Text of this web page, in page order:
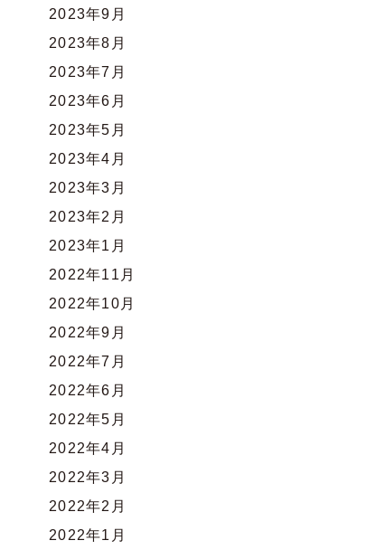
2023年9月
2023年8月
2023年7月
2023年6月
2023年5月
2023年4月
2023年3月
2023年2月
2023年1月
2022年11月
2022年10月
2022年9月
2022年7月
2022年6月
2022年5月
2022年4月
2022年3月
2022年2月
2022年1月